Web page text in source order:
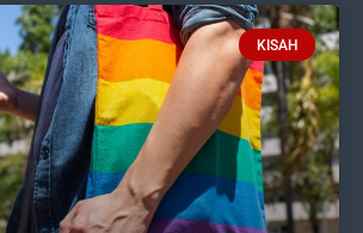
KISAH